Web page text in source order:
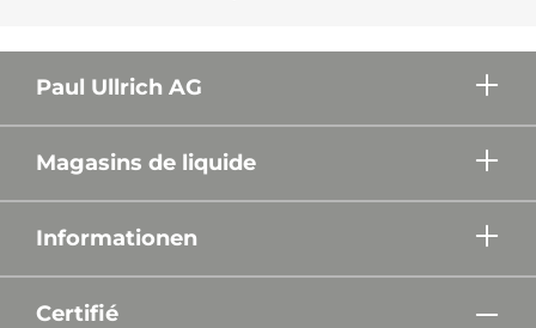
Paul Ullrich AG
Magasins de liquide
Informationen
Certifié